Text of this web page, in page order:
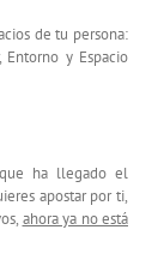
de tu persona:
Entorno y Espacio
ha llegado el
apostar por ti,
ahora ya no está